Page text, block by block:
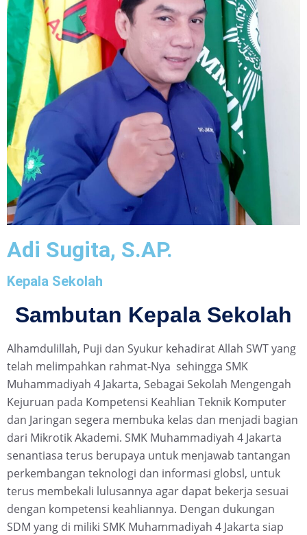
Adi Sugita, S.AP.
Kepala Sekolah
Sambutan Kepala Sekolah
Alhamdulillah, Puji dan Syukur kehadirat Allah SWT yang
telah melimpahkan rahmat-Nya sehingga SMK
Muhammadiyah 4 Jakarta, Sebagai Sekolah Mengengah
Kejuruan pada Kompetensi Keahlian Teknik Komputer
dan Jaringan segera membuka kelas dan menjadi bagian
dari Mikrotik Akademi. SMK Muhammadiyah 4 Jakarta
senantiasa terus berupaya untuk menjawab tantangan
perkembangan teknologi dan informasi globsl, untuk
terus membekali lulusannya agar dapat bekerja sesuai
dengan kompetensi keahliannya. Dengan dukungan
SDM yang di miliki SMK Muhammadiyah 4 Jakarta siap